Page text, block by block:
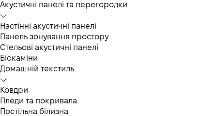
Акустичні панелі та перегородки
Настінні акустичні панелі
Панель зонування простору
Стельові акустичні панелі
Біокаміни
Домашній текстиль
Ковдри
Пледи та покривала
Постільна білизна